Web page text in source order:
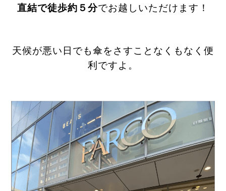
直結で徒歩約５分でお越しいただけます！
天候が悪い日でも傘をさすことなくもなく便
利ですよ。